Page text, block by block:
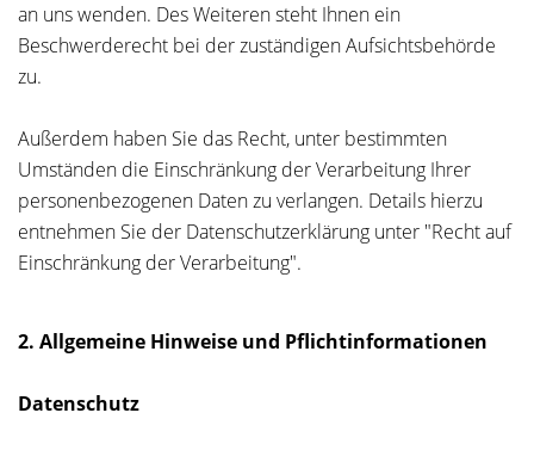
an uns wenden. Des Weiteren steht Ihnen ein
Beschwerderecht bei der zuständigen Aufsichtsbehörde
zu.
Außerdem haben Sie das Recht, unter bestimmten
Umständen die Einschränkung der Verarbeitung Ihrer
personenbezogenen Daten zu verlangen. Details hierzu
entnehmen Sie der Datenschutzerklärung unter "Recht auf
Einschränkung der Verarbeitung".
2. Allgemeine Hinweise und Pflichtinformationen
Datenschutz